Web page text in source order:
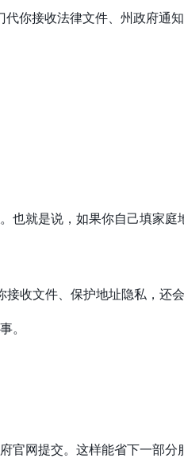
代你接收法律文件、州政府通
。也就是说，如果你自己填家庭
接收文件、保护地址隐私，还
。
网提交。这样能省下一部分